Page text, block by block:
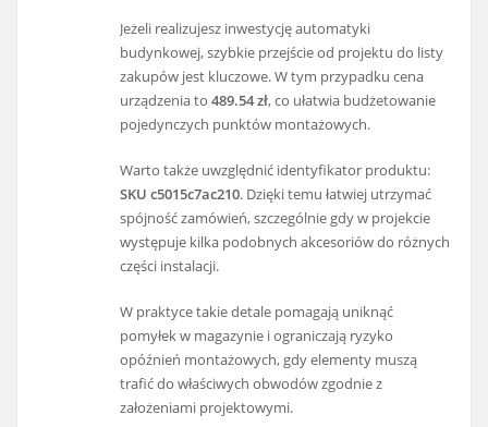
Jeżeli realizujesz inwestycję automatyki
budynkowej, szybkie przejście od projektu do listy
zakupów jest kluczowe. W tym przypadku cena
urządzenia to489.54 zł, co ułatwia budżetowanie
pojedynczych punktów montażowych.
Warto także uwzględnić identyfikator produktu:
SKU c5015c7ac210. Dzięki temu łatwiej utrzymać
spójność zamówień, szczególnie gdy w projekcie
występuje kilka podobnych akcesoriów do różnych
części instalacji.
W praktyce takie detale pomagają uniknąć
pomyłek w magazynie i ograniczają ryzyko
opóźnień montażowych, gdy elementy muszą
trafić do właściwych obwodów zgodnie z
założeniami projektowymi.